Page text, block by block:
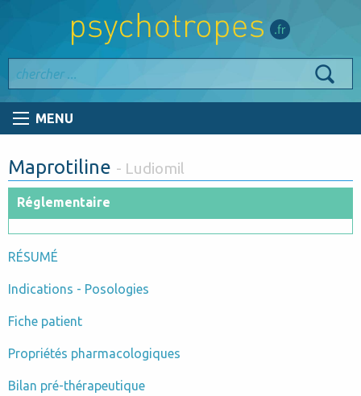
MENU
Maprotiline - Ludiomil
Réglementaire
RÉSUMÉ
Indications - Posologies
Fiche patient
Propriétés pharmacologiques
Bilan pré-thérapeutique